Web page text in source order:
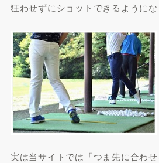
狂わせずにショットできるようにな
実は当サイトでは「つま先に合わ